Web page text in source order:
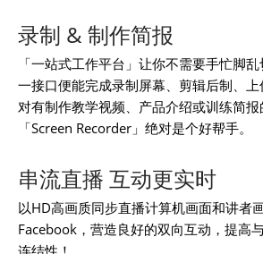
录制 & 制作简报
「一站式工作平台」让你不需要手忙脚
一接口便能完成录制屏幕、剪辑后制、上
对有制作教学视频、产品介绍或训练简报
「Screen Recorder」绝对是个好帮手。
串流直播 互动更实时
以HD高画质同步直播计算机画面和讲者
Facebook，营造良好的双向互动，提高